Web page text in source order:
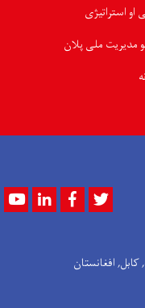
او استراتیژی
مدیریت ملی پلان
YoutubeLinkedInFacebook
افغانستان